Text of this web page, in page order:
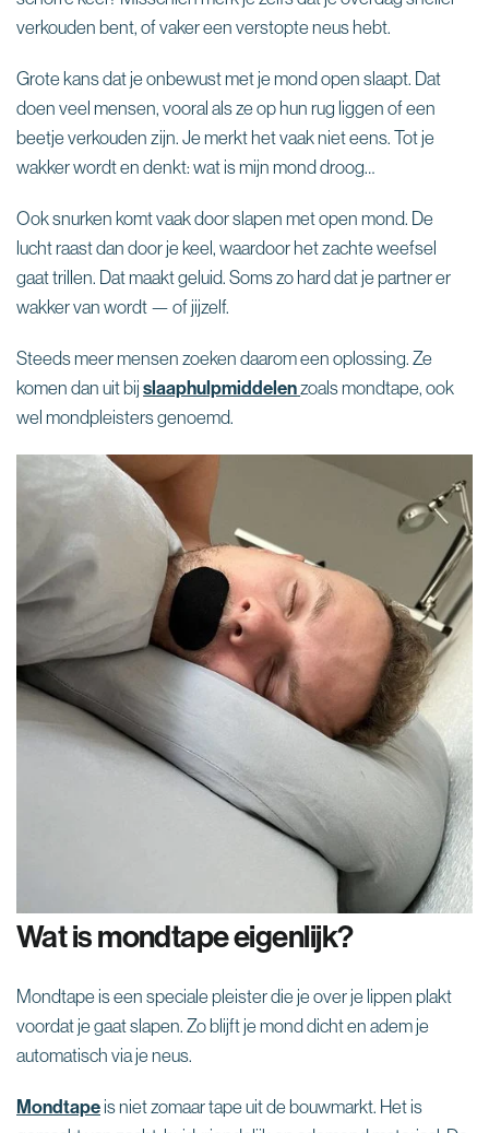
verkouden bent, of vaker een verstopte neus hebt.
Grote kans dat je onbewust met je mond open slaapt. Dat
doen veel mensen, vooral als ze op hun rug liggen of een
beetje verkouden zijn. Je merkt het vaak niet eens. Tot je
wakker wordt en denkt: wat is mijn mond droog…
Ook snurken komt vaak door slapen met open mond. De
lucht raast dan door je keel, waardoor het zachte weefsel
gaat trillen. Dat maakt geluid. Soms zo hard dat je partner er
wakker van wordt — of jijzelf.
Steeds meer mensen zoeken daarom een oplossing. Ze
komen dan uit bijslaaphulpmiddelenzoals mondtape, ook
wel mondpleisters genoemd.
Wat is mondtape eigenlijk?
Mondtape is een speciale pleister die je over je lippen plakt
voordat je gaat slapen. Zo blijft je mond dicht en adem je
automatisch via je neus.
Mondtape is niet zomaar tape uit de bouwmarkt. Het is